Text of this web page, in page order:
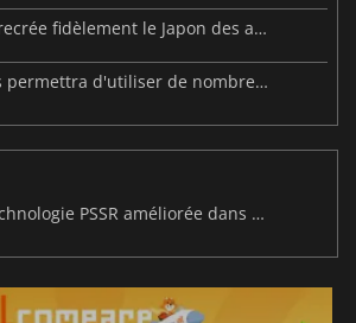
Rise of the Ronin recrée fidèlement le Japon des années 1800
Rise of Ronin vous permettra d'utiliser de nombreuses armes
Sony déploie la technologie PSSR améliorée dans de nombreux jeux PlayStation 5 Pro